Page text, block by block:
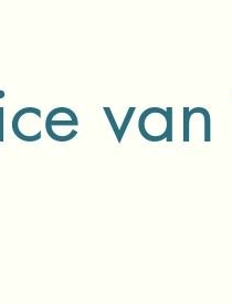
van